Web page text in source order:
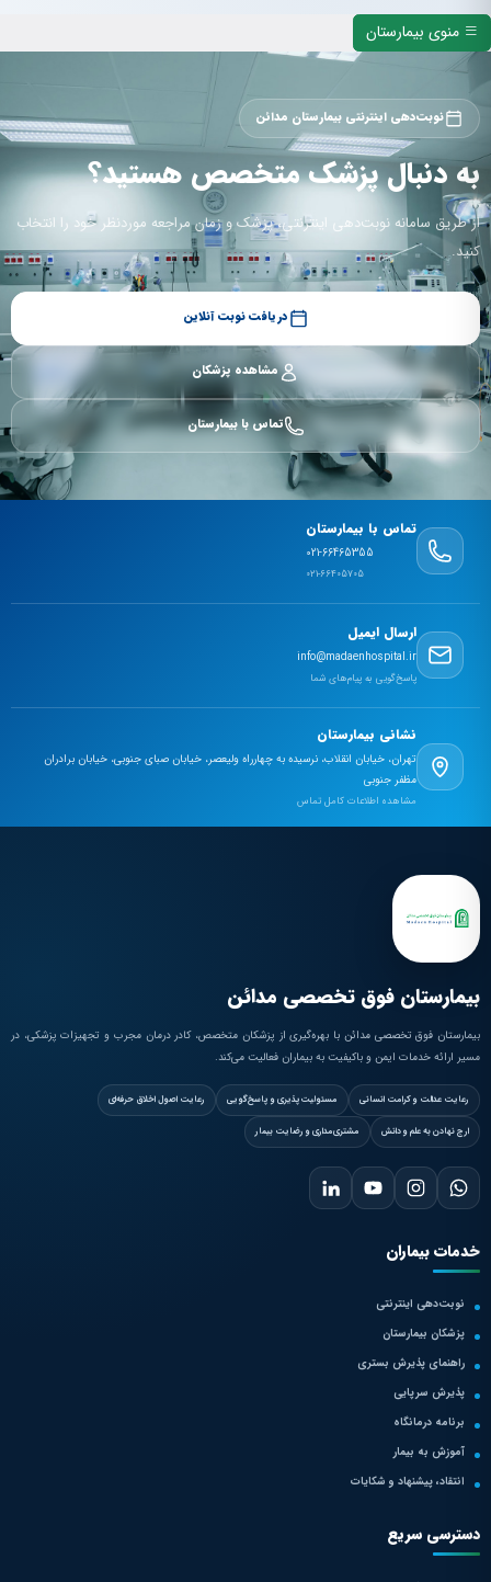
منوی بیمارستان
نوبت‌دهی اینترنتی بیمارستان مدائن
به دنبال پزشک متخصص هستید؟
از طریق سامانه نوبت‌دهی اینترنتی، پزشک و زمان مراجعه موردنظر خود را انتخاب
کنید.
دریافت نوبت آنلاین
مشاهده پزشکان
تماس با بیمارستان
تماس با بیمارستان
021-66465355
021-66405705
ارسال ایمیل
info@madaenhospital.ir
پاسخ‌گویی به پیام‌های شما
نشانی بیمارستان
تهران، خیابان انقلاب، نرسیده به چهارراه ولیعصر، خیابان صبای جنوبی، خیابان برادران
مظفر جنوبی
مشاهده اطلاعات کامل تماس
بیمارستان فوق تخصصی مدائن
بیمارستان فوق تخصصی مدائن با بهره‌گیری از پزشکان متخصص، کادر درمان مجرب و تجهیزات پزشکی، در
مسیر ارائه خدمات ایمن و باکیفیت به بیماران فعالیت می‌کند.
رعایت عدالت و کرامت انسانی مسئولیت‌پذیری و پاسخ‌گویی رعایت اصول اخلاق حرفه‌ای
ارج نهادن به علم و دانش مشتری‌مداری و رضایت بیمار
خدمات بیماران
نوبت‌دهی اینترنتی
پزشکان بیمارستان
راهنمای پذیرش بستری
پذیرش سرپایی
برنامه درمانگاه
آموزش به بیمار
انتقاد، پیشنهاد و شکایات
دسترسی سریع